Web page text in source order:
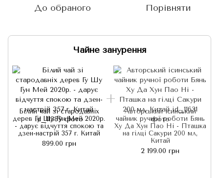
До обраного Порівняти
Чайне занурення
Білий чай зі стародавніх
дерев Гу Шу Гун Мей 2020р.
- дарує відчуття спокою та
дзен-настрій 357 г. Китай
899.00 грн
Авторський ісинський
чайник ручної роботи Бянь
Ху Да Хун Пао Ні - Пташка
на гілці Сакури 200 мл,
Китай
2 199.00 грн